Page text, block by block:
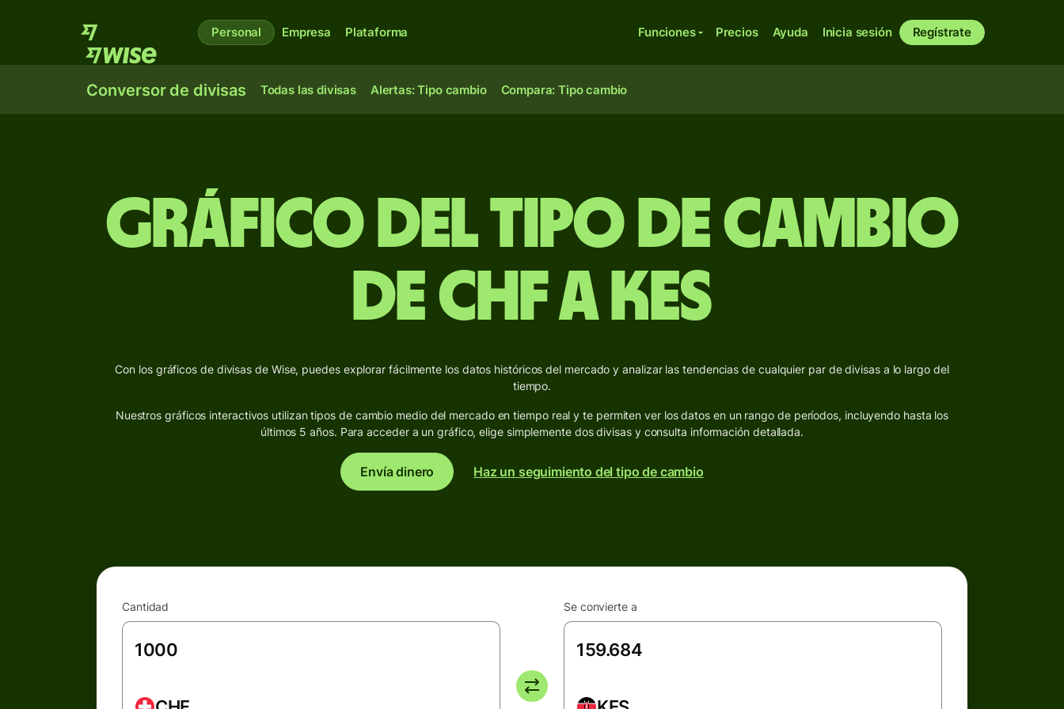
Personal Empresa Plataforma Funciones Precios Ayuda Inicia sesión Regístrate
Conversor de divisas Todas las divisas Alertas: Tipo cambio Compara: Tipo cambio
Gráfico del Tipo de Cambio
de CHF a KES
Con los gráficos de divisas de Wise, puedes explorar fácilmente los datos históricos del mercado y analizar las tendencias de cualquier par de divisas a lo largo del
tiempo.
Nuestros gráficos interactivos utilizan tipos de cambio medio del mercado en tiempo real y te permiten ver los datos en un rango de períodos, incluyendo hasta los
últimos 5 años. Para acceder a un gráfico, elige simplemente dos divisas y consulta información detallada.
Envía dinero Haz un seguimiento del tipo de cambio
Cantidad Se convierte a